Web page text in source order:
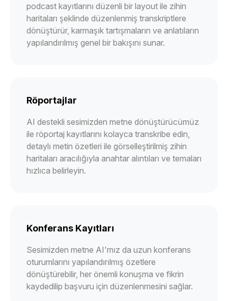
podcast kayıtlarını düzenli bir layout ile zihin
haritaları şeklinde düzenlenmiş transkriptlere
dönüştürür, karmaşık tartışmaların ve anlatıların
yapılandırılmış genel bir bakışını sunar.
Röportajlar
AI destekli sesimizden metne dönüştürücümüz
ile röportaj kayıtlarını kolayca transkribe edin,
detaylı metin özetleri ile görselleştirilmiş zihin
haritaları aracılığıyla anahtar alıntıları ve temaları
hızlıca belirleyin.
Konferans Kayıtları
Sesimizden metne AI'mız da uzun konferans
oturumlarını yapılandırılmış özetlere
dönüştürebilir, her önemli konuşma ve fikrin
kaydedilip başvuru için düzenlenmesini sağlar.